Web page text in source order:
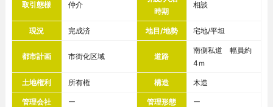
取引態様 仲介
時期
相談
現況 完成済 地目/地勢 宅地/平坦
都市計画 市街化区域 道路
南側私道 幅員約
4ｍ
土地権利 所有権 構造 木造
管理会社 ー 管理形態 ー